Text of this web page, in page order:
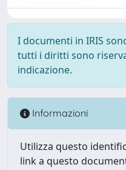
I documenti in IRIS
tutti i diritti sono
indicazione.
Informazioni
Utilizza questo
link a questo